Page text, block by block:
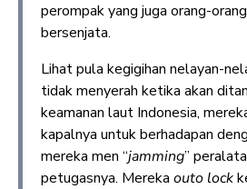
perompak yang juga orang-
bersenjata.
Lihat pula kegigihan nelayan-
tidak menyerah ketika akan
keamanan laut Indonesia,
kapalnya untuk berhadapan
mereka men “jamming”
petugasnya. Mereka outo lock